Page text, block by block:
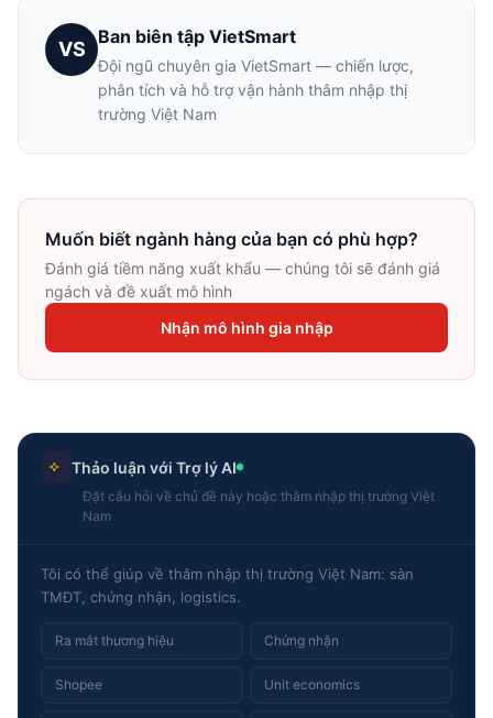
VS
Ban biên tập VietSmart
Đội ngũ chuyên gia VietSmart — chiến lược,
phân tích và hỗ trợ vận hành thâm nhập thị
trường Việt Nam
Muốn biết ngành hàng của bạn có phù hợp?
Đánh giá tiềm năng xuất khẩu — chúng tôi sẽ đánh giá
ngách và đề xuất mô hình
Nhận mô hình gia nhập
Thảo luận với Trợ lý AI
Đặt câu hỏi về chủ đề này hoặc thâm nhập thị trường Việt
Nam
Tôi có thể giúp về thâm nhập thị trường Việt Nam: sàn
TMĐT, chứng nhận, logistics.
Ra mắt thương hiệu Chứng nhận
Shopee Unit economics